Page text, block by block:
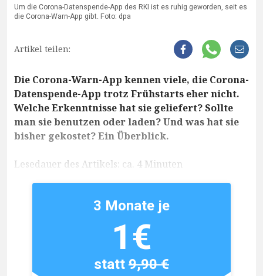
Um die Corona-Datenspende-App des RKI ist es ruhig geworden, seit es
die Corona-Warn-App gibt. Foto: dpa
Artikel teilen:
Die Corona-Warn-App kennen viele, die Corona-
Datenspende-App trotz Frühstarts eher nicht.
Welche Erkenntnisse hat sie geliefert? Sollte
man sie benutzen oder laden? Und was hat sie
bisher gekostet? Ein Überblick.
Lesedauer des Artikels: ca. 4 Minuten
3 Monate je
1€
statt9,90 €